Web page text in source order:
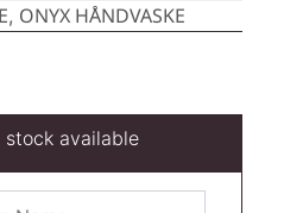
, ONYX HÅNDVASKE
stock available